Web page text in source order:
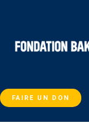
FAIRE UN DON